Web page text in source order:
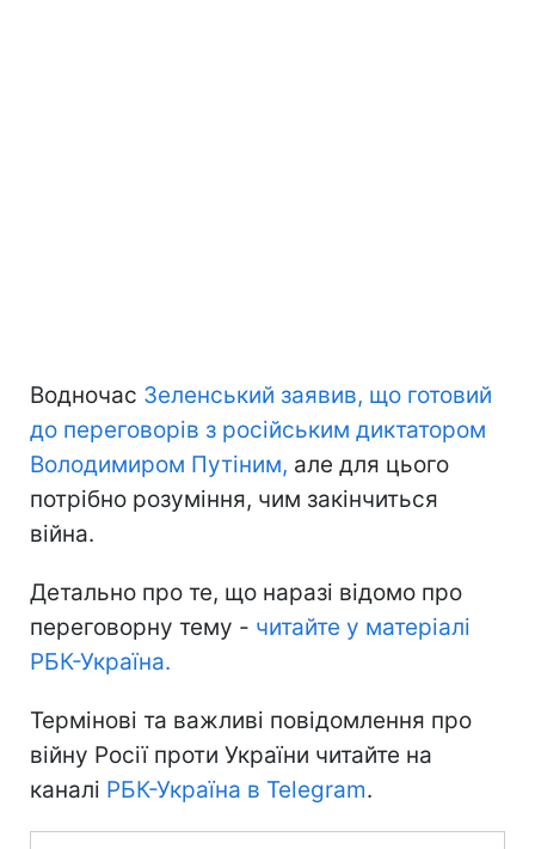
Водночас Зеленський заявив, що готовий
до переговорів з російським диктатором
Володимиром Путіним, але для цього
потрібно розуміння, чим закінчиться
війна.
Детально про те, що наразі відомо про
переговорну тему - читайте у матеріалі
РБК-Україна.
Термінові та важливі повідомлення про
війну Росії проти України читайте на
каналі РБК-Україна в Telegram.